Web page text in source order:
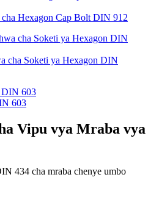
cha Hexagon Cap Bolt DIN 912
cha Soketi ya Hexagon DIN
603
Vipu vya Mraba vya